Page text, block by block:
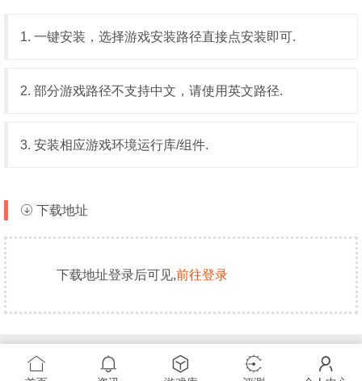
1. 一键安装，选择游戏安装路径直接点安装即可.
2. 部分游戏路径不支持中文，请使用英文路径.
3. 安装相应游戏环境运行库/组件.
下载地址
下载地址登录后可见,前往登录